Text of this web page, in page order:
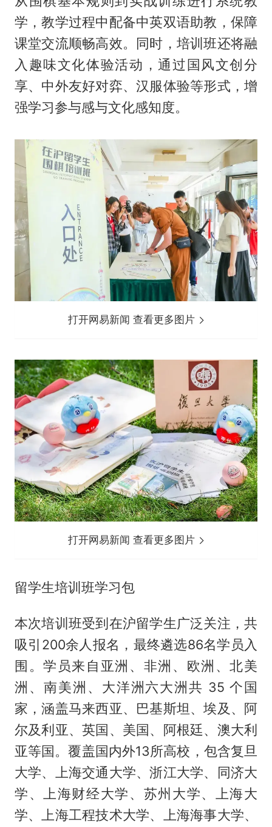
学，教学过程中配备中英双语助教，保障
课堂交流顺畅高效。同时，培训班还将融
入趣味文化体验活动，通过国风文创分
享、中外友好对弈、汉服体验等形式，增
强学习参与感与文化感知度。
打开网易新闻 查看更多图片
打开网易新闻 查看更多图片
留学生培训班学习包
本次培训班受到在沪留学生广泛关注，共
吸引200余人报名，最终遴选86名学员入
围。学员来自亚洲、非洲、欧洲、北美
洲、南美洲、大洋洲六大洲共 35 个国
家，涵盖马来西亚、巴基斯坦、埃及、阿
尔及利亚、英国、美国、阿根廷、澳大利
亚等国。覆盖国内外13所高校，包含复旦
大学、上海交通大学、浙江大学、同济大
学、上海财经大学、苏州大学、上海大
学、上海工程技术大学、上海海事大学、